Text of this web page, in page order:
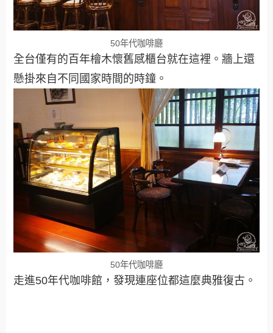
50年代咖啡廳
全台僅有的百年檜木懷舊感櫃台就在這裡。牆上還
懸掛來自不同國家時間的時鐘。
50年代咖啡廳
走進50年代咖啡館，發現連座位都這麼典雅復古。